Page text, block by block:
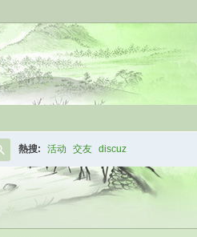
搜
熱搜: 活动 交友 discuz